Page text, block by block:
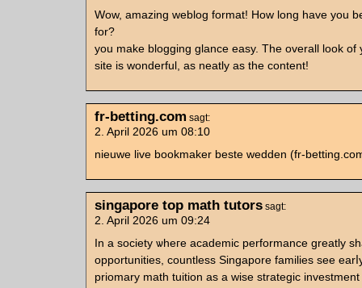
Wow, amazing weblog format! How long have you
for?
you make blogging glance easy. The overall look of
site is wonderful, as neatly as the content!
fr-betting.com sagt:
2. April 2026 um 08:10
nieuwe live bookmaker beste wedden (fr-
singapore top math tutors sagt:
2. April 2026 um 09:24
Ιn a society ѡheгe academic performance greatly
opportunities, countless Singapore families ѕee
priomary math tuition аs a wise strategic